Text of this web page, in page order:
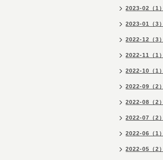
2023-02（1）
2023-01（3）
2022-12（3）
2022-11（1）
2022-10（1）
2022-09（2）
2022-08（2）
2022-07（2）
2022-06（1）
2022-05（2）